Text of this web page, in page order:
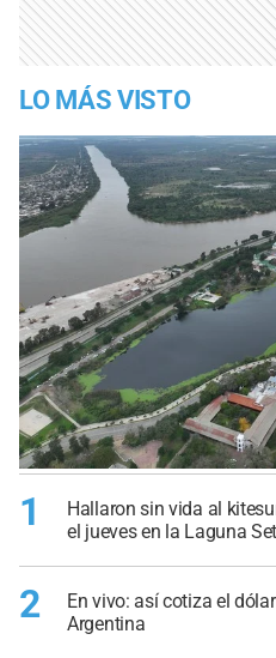
LO MÁS VISTO
1
Hallaron sin vida al
el jueves en la Laguna
2
En vivo: así cotiza el
Argentina